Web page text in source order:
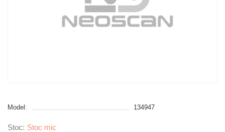
Model: 134947
Stoc mic